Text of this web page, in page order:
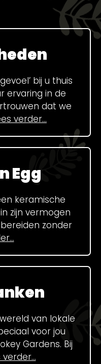
bij u thuis
ervaring in de
dat we
verder...
Egg
keramische
zijn vermogen
zonder
van lokale
voor jou
Gardens. Bij